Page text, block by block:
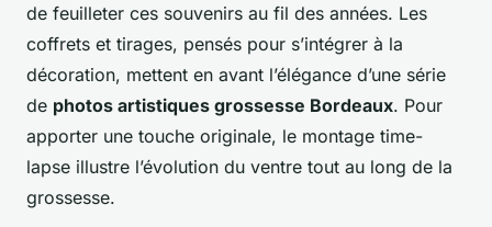
de feuilleter ces souvenirs au fil des années. Les
coffrets et tirages, pensés pour s’intégrer à la
décoration, mettent en avant l’élégance d’une série
de photos artistiques grossesse Bordeaux. Pour
apporter une touche originale, le montage time-
lapse illustre l’évolution du ventre tout au long de la
grossesse.